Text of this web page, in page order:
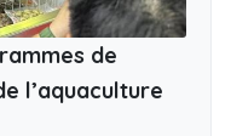
de
l’aquaculture